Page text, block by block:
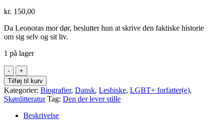
kr. 150,00
Da Leonoras mor dør, beslutter hun at skrive den faktiske historie
om sig selv og sit liv.
1 på lager
Den
der
lever
stille
(Hardback)
antal
Tilføj til kurv
Kategorier: Biografier, Dansk, Lesbiske, LGBT+ forfatter(e),
Skønlitteratur Tag: Den der lever stille
Beskrivelse